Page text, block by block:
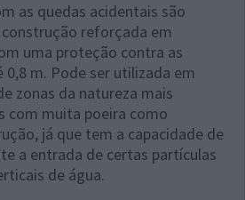
as quedas acidentais são
reforçada em
uma proteção contra as
m. Pode ser utilizada em
zonas da natureza mais
com muita poeira como
já que tem a capacidade de
a entrada de certas partículas
de água.